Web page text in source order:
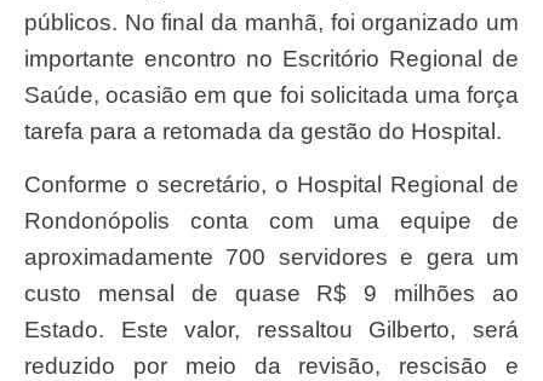
públicos. No final da manhã, foi organizado um
importante encontro no Escritório Regional de
Saúde, ocasião em que foi solicitada uma força
tarefa para a retomada da gestão do Hospital.
Conforme o secretário, o Hospital Regional de
Rondonópolis conta com uma equipe de
aproximadamente 700 servidores e gera um
custo mensal de quase R$ 9 milhões ao
Estado. Este valor, ressaltou Gilberto, será
reduzido por meio da revisão, rescisão e